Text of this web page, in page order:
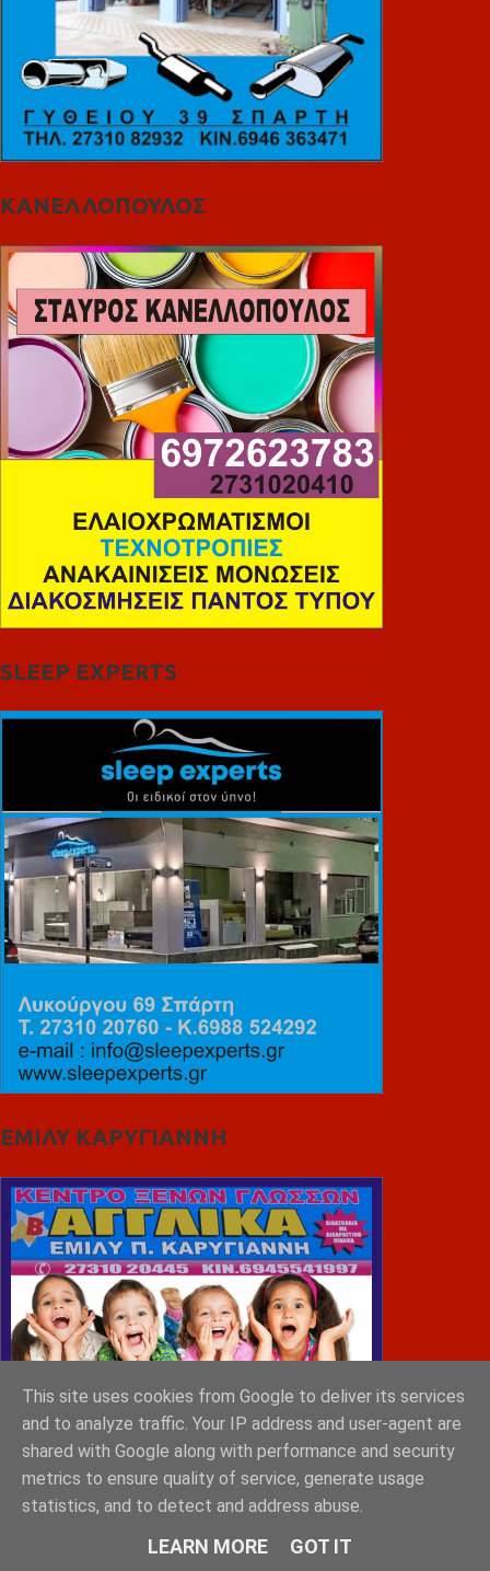
ΚΑΝΕΛΛΟΠΟΥΛΟΣ
SLEEP EXPERTS
ΕΜΙΛΥ ΚΑΡΥΓΙΑΝΝΗ
This site uses cookies from Google to deliver its services
and to analyze traffic. Your IP address and user-agent are
shared with Google along with performance and security
metrics to ensure quality of service, generate usage
statistics, and to detect and address abuse.
LEARN MORE GOT IT